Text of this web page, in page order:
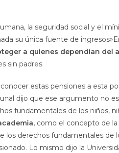
la seguridad social y el
su única fuente de
a quienes dependían del
sin padres.
estas pensiones a esta
dijo que ese argumento no
fundamentales de los niños,
como el concepto de la
derechos fundamentales de
Lo mismo dijo la